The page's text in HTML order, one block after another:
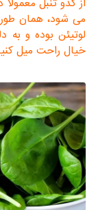
از کدو تنبل
می شود، همان
لوتیئن بوده و به
خیال راحت میل